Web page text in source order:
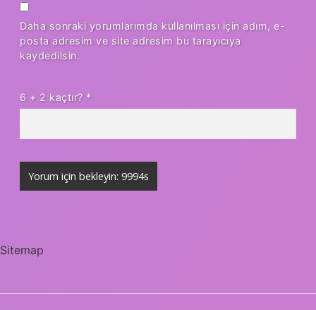
Daha sonraki yorumlarımda kullanılması için adım, e-
posta adresim ve site adresim bu tarayıcıya
kaydedilsin.
6 + 2 kaçtır? *
Sitemap